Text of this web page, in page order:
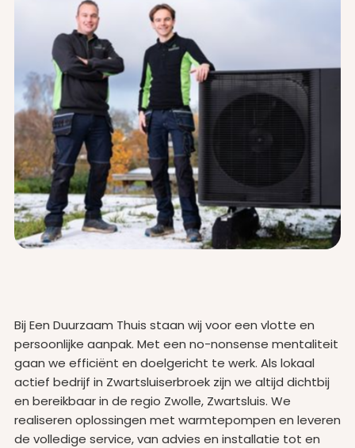
Bij Een Duurzaam Thuis staan wij voor een vlotte en
persoonlijke aanpak. Met een no-nonsense mentaliteit
gaan we efficiënt en doelgericht te werk. Als lokaal
actief bedrijf in Zwartsluiserbroek zijn we altijd dichtbij
en bereikbaar in de regio Zwolle, Zwartsluis. We
realiseren oplossingen met warmtepompen en leveren
de volledige service, van advies en installatie tot en